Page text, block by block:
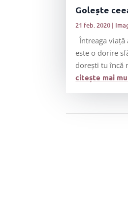
Golește
21 feb. 2020 |
Întreaga viață
este o dorire
dorești tu încă
citește mai